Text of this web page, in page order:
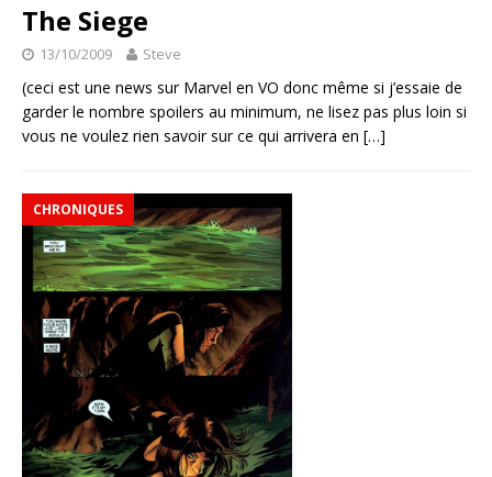
The Siege
13/10/2009 Steve
(ceci est une news sur Marvel en VO donc même si j’essaie de
garder le nombre spoilers au minimum, ne lisez pas plus loin si
vous ne voulez rien savoir sur ce qui arrivera en […]
CHRONIQUES